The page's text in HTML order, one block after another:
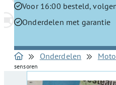
Voor 16:00 besteld,
Onderdelen met garantie
Onderdelen
sensoren